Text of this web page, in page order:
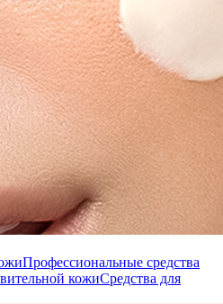
Профессиональные средства
кожиСредства для